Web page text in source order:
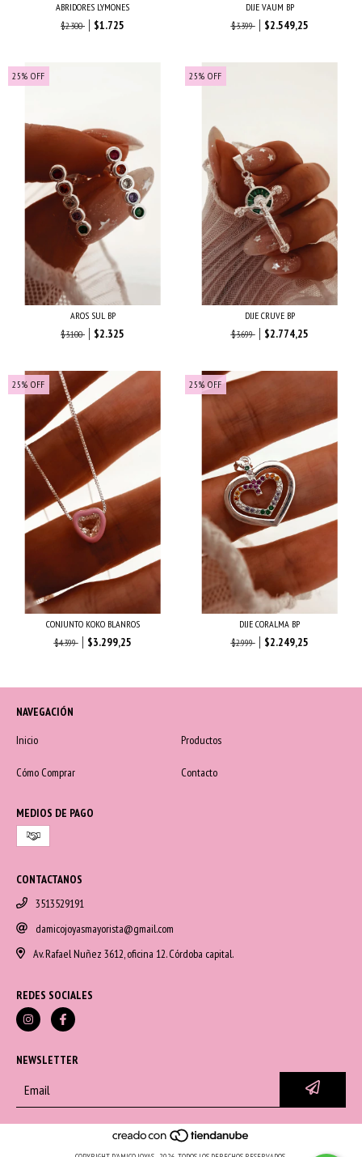
ABRIDORES LYMONES
$2.300
$1.725
DIJE VAUM BP
$3.399
$2.549,25
25% OFF
AROS SUL BP
$3.100
$2.325
25% OFF
DIJE CRUVE BP
$3.699
$2.774,25
25% OFF
CONJUNTO KOKO BLANROS
$4.399
$3.299,25
25% OFF
DIJE CORALMA BP
$2.999
$2.249,25
NAVEGACIÓN
Inicio
Productos
Cómo Comprar Contacto
MEDIOS DE PAGO
CONTACTANOS
3513529191
damicojoyasmayorista@gmail.com
Av. Rafael Nuñez 3612, oficina 12. Córdoba capital.
REDES SOCIALES
NEWSLETTER